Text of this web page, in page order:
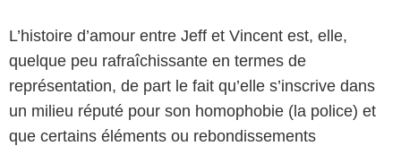
L’histoire d’amour entre Jeff et Vincent est, elle,
quelque peu rafraîchissante en termes de
représentation, de part le fait qu’elle s’inscrive dans
un milieu réputé pour son homophobie (la police) et
que certains éléments ou rebondissements